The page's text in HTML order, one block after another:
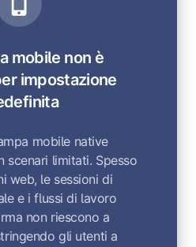
mobile non è
impostazione
mobile native
scenari limitati. Spesso
web, le sessioni di
e i flussi di lavoro
non riescono a
gli utenti a